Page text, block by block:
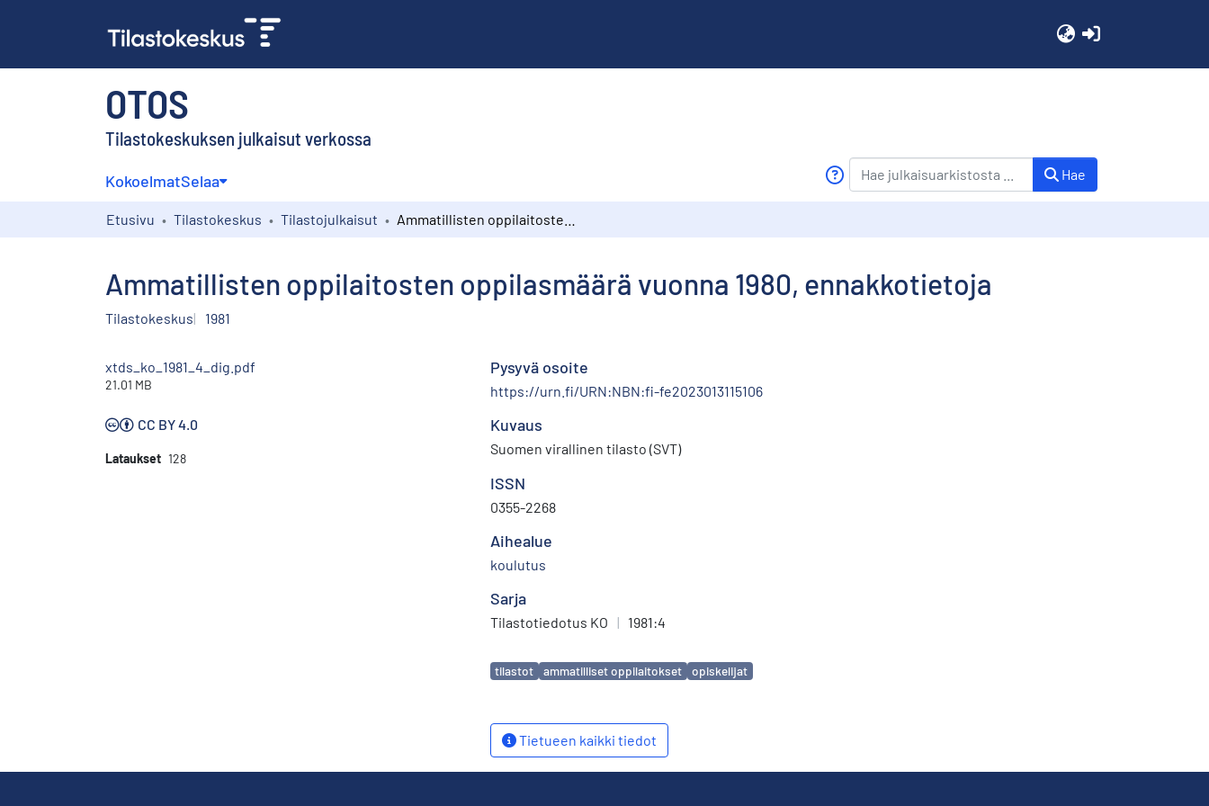
OTOS
Tilastokeskuksen julkaisut verkossa
KokoelmatSelaa Hae
Etusivu Tilastokeskus Tilastojulkaisut
Ammatillisten oppilaitosten oppilasmäärä vuonna 1980, ennakkotietoja
Tilastokeskus 1981
xtds_ko_1981_4_dig.pdf
21.01 MB
CC BY 4.0
Lataukset 128
Pysyvä osoite
https://urn.fi/URN:NBN:fi-fe2023013115106
Kuvaus
Suomen virallinen tilasto (SVT)
ISSN
0355-2268
Aihealue
koulutus
Sarja
Tilastotiedotus KO | 1981:4
Avainsanat
tilastot ammatilliset oppilaitokset opiskelijat
Tietueen kaikki tiedot